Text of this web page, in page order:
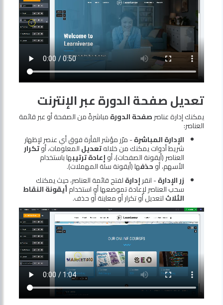
تعديل صفحة الدورة عبر الإنترنت
يمكنك إدارة عناصرصفحة الدورةمباشرةً من الصفحة أو عبر قائمة
العناصر:
الإدارة المباشرة- مرّر مؤشر الفأرة فوق أي عنصر لإظهار
شريط أدوات يمكنك من خلالهتعديلالمعلومات، أوتكرار
العناصر (أيقونة الصفحات)، أوإعادة ترتيبها باستخدام
الأسهم، أوحذفها (أيقونة سلة المهملات).
زر الإدارة- انقرإدارةلفتح قائمة العناصر، حيث يمكنك
سحب العناصر لإعادة تموضعها أو استخدامأيقونة النقاط
الثلاثلتعديل أو تكرار أو معاينة أو حذف.